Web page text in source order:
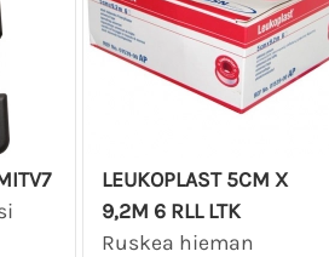
LEUKOPLAST 5CM X
9,2M 6 RLL LTK
Ruskea hieman